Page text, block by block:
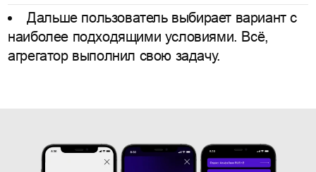
Дальше пользователь выбирает вариант с
наиболее подходящими условиями. Всё,
агрегатор выполнил свою задачу.